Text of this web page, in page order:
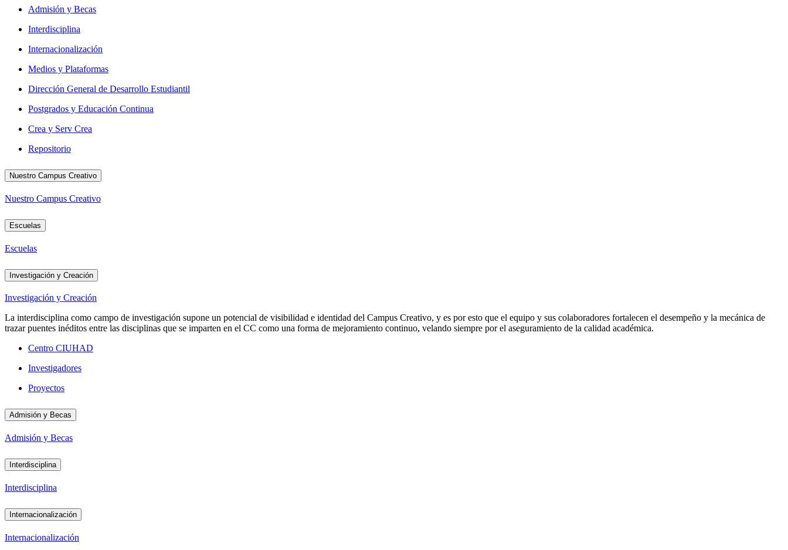
Admisión y Becas
Interdisciplina
Internacionalización
Medios y Plataformas
Dirección General de Desarrollo Estudiantil
Postgrados y Educación Continua
Crea y Serv Crea
Repositorio
Nuestro Campus Creativo
Nuestro Campus Creativo
Escuelas
Escuelas
Investigación y Creación
Investigación y Creación
La interdisciplina como campo de investigación supone un potencial de visibilidad e identidad del Campus Creativo, y es por esto que el equipo y sus colaboradores fortalecen el desempeño y la mecánica de
trazar puentes inéditos entre las disciplinas que se imparten en el CC como una forma de mejoramiento continuo, velando siempre por el aseguramiento de la calidad académica.
Centro CIUHAD
Investigadores
Proyectos
Admisión y Becas
Admisión y Becas
Interdisciplina
Interdisciplina
Internacionalización
Internacionalización